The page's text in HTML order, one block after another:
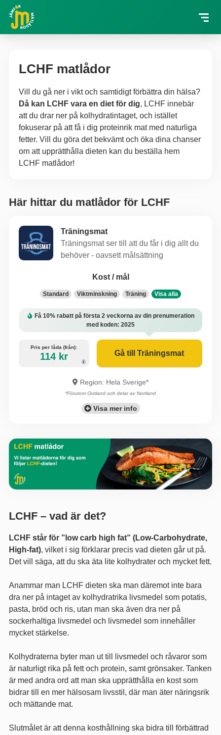
LCHF matlådor
Vill du gå ner i vikt och samtidigt förbättra din hälsa?
Då kan LCHF vara en diet för dig, LCHF innebär
att du drar ner på kolhydratintaget, och istället
fokuserar på att få i dig proteinrik mat med naturliga
fetter. Vill du göra det bekvämt och öka dina chanser
om att upprätthålla dieten kan du beställa hem
LCHF matlådor!
Här hittar du matlådor för LCHF
Träningsmat
Träningsmat ser till att du får i dig allt du
behöver - oavsett målsättning
Kost / mål
Standard Viktminskning Träning
Få 10% rabatt på första 2 veckorna av din prenumeration
med koden: 2025
i
Pris per låda (från):
114 kr Gå till Träningsmat
Region: Hela Sverige*
*Förutom Gotland och delar av Norrland
Visa mer info
LCHF – vad är det?
LCHF står för ”low carb high fat” (Low-Carbohydrate,
High-fat), vilket i sig förklarar precis vad dieten går ut på.
Det vill säga, att du ska äta lite kolhydrater och mycket fett.
Anammar man LCHF dieten ska man däremot inte bara
dra ner på intaget av kolhydratrika livsmedel som potatis,
pasta, bröd och ris, utan man ska även dra ner på
sockerhaltiga livsmedel och livsmedel som innehåller
mycket stärkelse.
Kolhydraterna byter man ut till livsmedel och råvaror som
är naturligt rika på fett och protein, samt grönsaker. Tanken
är med andra ord att man ska upprätthålla en kost som
bidrar till en mer hälsosam livsstil, där man äter näringsrik
och mättande mat.
Slutmålet är att denna kosthållning ska bidra till förbättrad